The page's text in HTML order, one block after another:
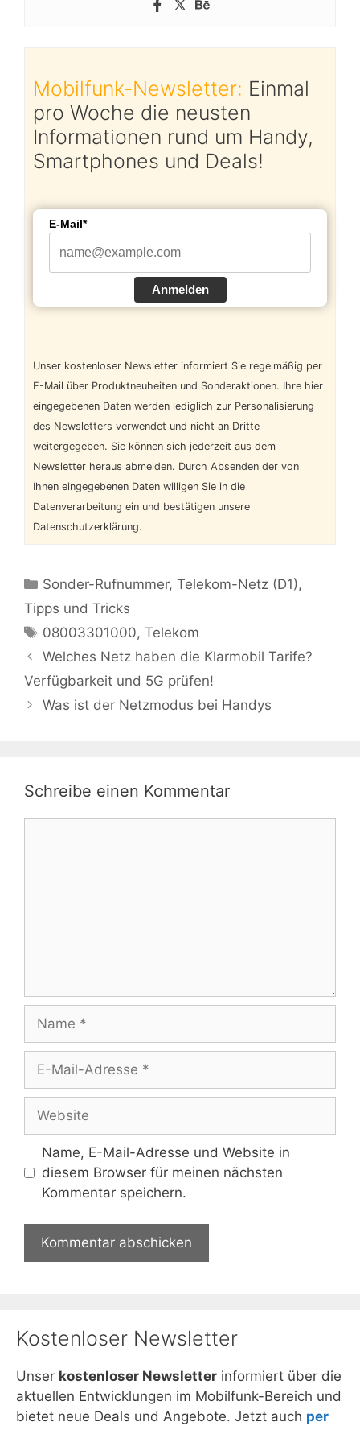
Mobilfunk-Newsletter: Einmal
pro Woche die neusten
Informationen rund um Handy,
Smartphones und Deals!
E-Mail*
Anmelden
Unser kostenloser Newsletter informiert Sie regelmäßig per
E-Mail über Produktneuheiten und Sonderaktionen. Ihre hier
eingegebenen Daten werden lediglich zur Personalisierung
des Newsletters verwendet und nicht an Dritte
weitergegeben. Sie können sich jederzeit aus dem
Newsletter heraus abmelden. Durch Absenden der von
Ihnen eingegebenen Daten willigen Sie in die
Datenverarbeitung ein und bestätigen unsere
Datenschutzerklärung.
Kategorien
Sonder-Rufnummer,Telekom-Netz (D1),
Tipps und Tricks
Schlagwörter
08003301000,Telekom
Welches Netz haben die Klarmobil Tarife?
Verfügbarkeit und 5G prüfen!
Was ist der Netzmodus bei Handys
Schreibe einen Kommentar
Name
Adresse
Website
Name, E-Mail-Adresse und Website in
diesem Browser für meinen nächsten
Kommentar speichern.
Kostenloser Newsletter
Unser kostenloser Newsletter informiert über die
aktuellen Entwicklungen im Mobilfunk-Bereich und
bietet neue Deals und Angebote. Jetzt auch per